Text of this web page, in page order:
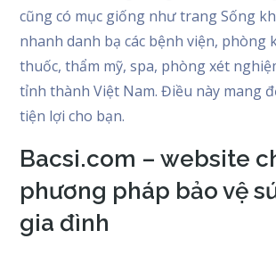
cũng có mục giống như trang Sống
nhanh danh bạ các bệnh viện, phòng
thuốc, thẩm mỹ, spa, phòng xét
tỉnh thành Việt Nam. Điều này mang
tiện lợi cho bạn.
Bacsi.com – website
phương pháp bảo vệ
gia đình